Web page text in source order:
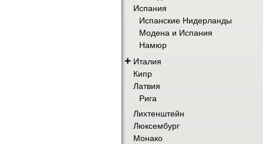
Испания
Испанские Нидерланды
Модена и Испания
Намюр
+ Италия
Кипр
Латвия
Рига
Лихтенштейн
Люксембург
Монако